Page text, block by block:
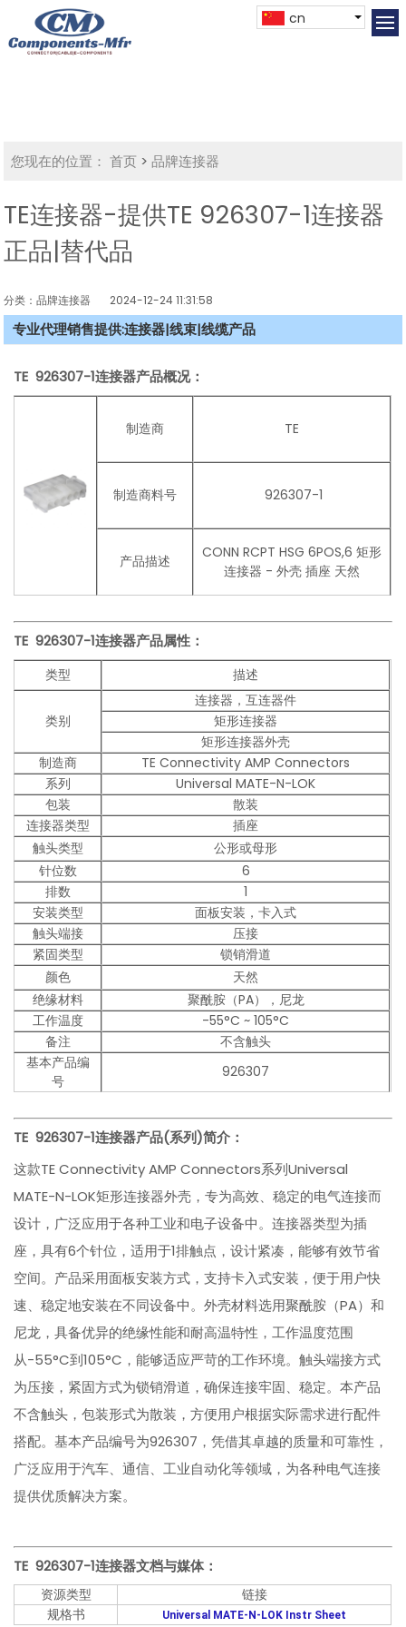
cn
您现在的位置： 首页 >品牌连接器
TE连接器-提供TE 926307-1连接器
正品|替代品
分类：品牌连接器 2024-12-24 11:31:58
专业代理销售提供:连接器|线束|线缆产品
TE 926307-1连接器产品概况：
制造商 TE
制造商料号 926307-1
产品描述
CONN RCPT HSG 6POS,6 矩形
连接器 - 外壳 插座 天然
TE 926307-1连接器产品属性：
类型 描述
类别
连接器，互连器件
矩形连接器
矩形连接器外壳
制造商
TE Connectivity AMP Connectors
系列
Universal MATE-N-LOK
包装
散装
连接器类型
插座
触头类型
公形或母形
针位数
6
排数
1
安装类型
面板安装，卡入式
触头端接
压接
紧固类型
锁销滑道
颜色
天然
绝缘材料
聚酰胺（PA），尼龙
工作温度
-55°C ~ 105°C
备注
不含触头
基本产品编
号
926307
TE 926307-1连接器产品(系列)简介：
这款TE Connectivity AMP Connectors系列Universal
MATE-N-LOK矩形连接器外壳，专为高效、稳定的电气连接而
设计，广泛应用于各种工业和电子设备中。连接器类型为插
座，具有6个针位，适用于1排触点，设计紧凑，能够有效节省
空间。产品采用面板安装方式，支持卡入式安装，便于用户快
速、稳定地安装在不同设备中。外壳材料选用聚酰胺（PA）和
尼龙，具备优异的绝缘性能和耐高温特性，工作温度范围
从-55°C到105°C，能够适应严苛的工作环境。触头端接方式
为压接，紧固方式为锁销滑道，确保连接牢固、稳定。本产品
不含触头，包装形式为散装，方便用户根据实际需求进行配件
搭配。基本产品编号为926307，凭借其卓越的质量和可靠性，
广泛应用于汽车、通信、工业自动化等领域，为各种电气连接
提供优质解决方案。
TE 926307-1连接器文档与媒体：
资源类型
链接
规格书
Universal MATE-N-LOK Instr Sheet